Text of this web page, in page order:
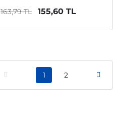
163,79 TL 155,60 TL
1 2